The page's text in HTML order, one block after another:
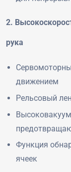
2.
рука
движением
Рельсовый
Функция
ячеек